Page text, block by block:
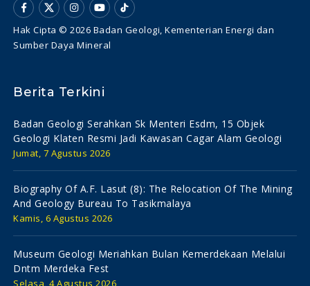
Hak Cipta © 2026 Badan Geologi, Kementerian Energi dan
Sumber Daya Mineral
Berita Terkini
Badan Geologi Serahkan Sk Menteri Esdm, 15 Objek
Geologi Klaten Resmi Jadi Kawasan Cagar Alam Geologi
Jumat, 7 Agustus 2026
Biography Of A.f. Lasut (8): The Relocation Of The Mining
And Geology Bureau To Tasikmalaya
Kamis, 6 Agustus 2026
Museum Geologi Meriahkan Bulan Kemerdekaan Melalui
Dntm Merdeka Fest
Selasa, 4 Agustus 2026